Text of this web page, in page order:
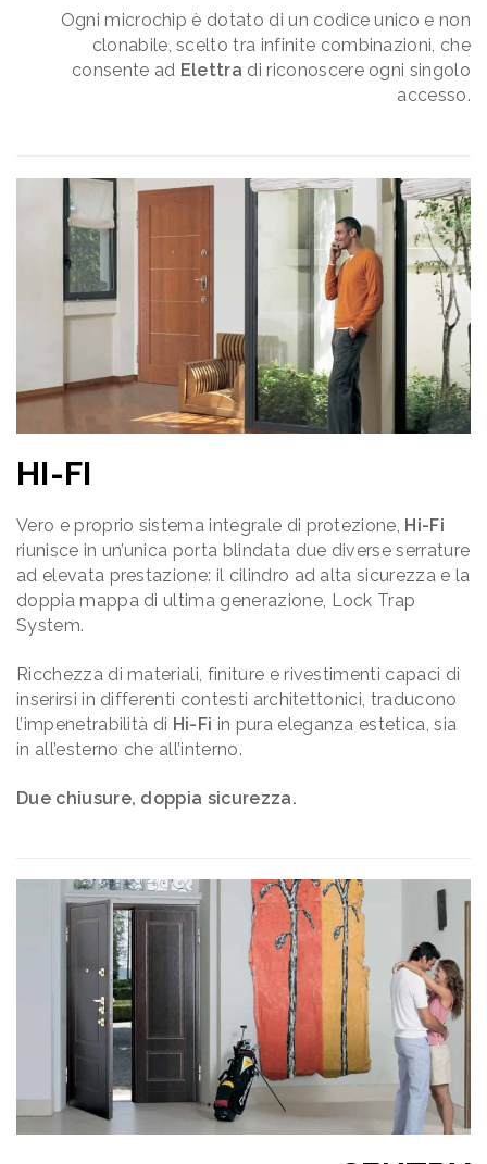
Ogni microchip è dotato di un codice unico e non
clonabile, scelto tra infinite combinazioni, che
consente ad Elettra di riconoscere ogni singolo
accesso.
HI-FI
Vero e proprio sistema integrale di protezione, Hi-Fi
riunisce in un’unica porta blindata due diverse serrature
ad elevata prestazione: il cilindro ad alta sicurezza e la
doppia mappa di ultima generazione, Lock Trap
System.
Ricchezza di materiali, finiture e rivestimenti capaci di
inserirsi in differenti contesti architettonici, traducono
l’impenetrabilità di Hi-Fi in pura eleganza estetica, sia
in all’esterno che all’interno.
Due chiusure, doppia sicurezza.